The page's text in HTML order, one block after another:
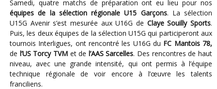
Samedi, quatre matchs de préparation ont eu lieu pour nos
équipes de la sélection régionale U15 Garçons. La sélection
U15G Avenir s’est mesurée aux U16G de Claye Souilly Sports.
Puis, les deux équipes de la sélection U15G qui participeront aux
tournois Interligues, ont rencontré les U16G du FC Mantois 78,
de l’US Torcy TVM et de l’AAS Sarcelles. Des rencontres de haut
niveau, avec une grande intensité, qui ont permis à l’équipe
technique régionale de voir encore à l’œuvre les talents
franciliens.